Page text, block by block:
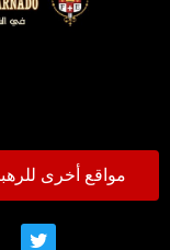
مواقع أخرى